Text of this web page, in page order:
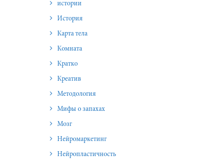
истории
История
Карта тела
Комната
Кратко
Креатив
Методология
Мифы о запахах
Мозг
Нейромаркетинг
Нейропластичность